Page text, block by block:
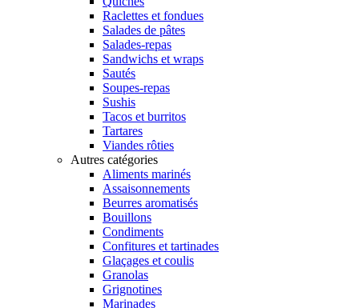
Raclettes et fondues
Salades de pâtes
Salades-repas
Sandwichs et wraps
Sautés
Soupes-repas
Sushis
Tacos et burritos
Tartares
Viandes rôties
Autres catégories
Aliments marinés
Assaisonnements
Beurres aromatisés
Bouillons
Condiments
Confitures et tartinades
Glaçages et coulis
Granolas
Grignotines
Marinades